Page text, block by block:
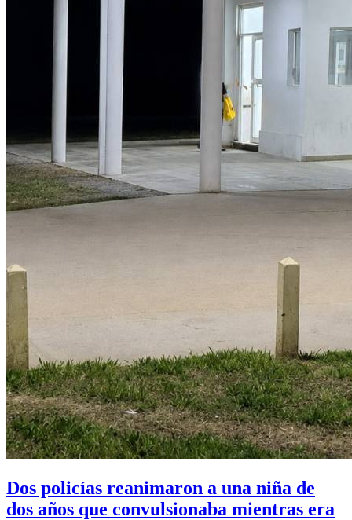
Dos policías reanimaron a una niña de
dos años que convulsionaba mientras era